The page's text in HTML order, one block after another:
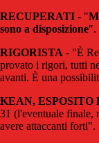
RECUPERATI - "
sono a disposizione".
RIGORISTA - "È
provato i rigori, tutti
avanti. È una
KEAN, ESPOSITO
31 (l'eventuale finale,
avere attaccanti forti".